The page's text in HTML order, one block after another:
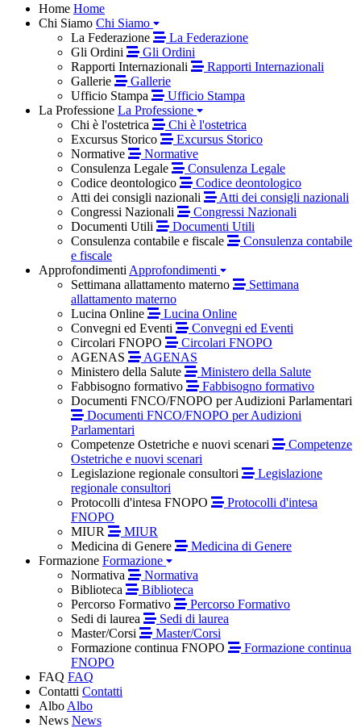
Home Home
Chi Siamo Chi Siamo
La Federazione
La Federazione
Gli Ordini
Gli Ordini
Rapporti Internazionali
Rapporti Internazionali
Gallerie
Gallerie
Ufficio Stampa
Ufficio Stampa
La Professione La Professione
Chi è l'ostetrica
Chi è l'ostetrica
Excursus Storico
Excursus Storico
Normative
Normative
Consulenza Legale
Consulenza Legale
Codice deontologico
Codice deontologico
Atti dei consigli nazionali
Atti dei consigli nazionali
Congressi Nazionali
Congressi Nazionali
Documenti Utili
Documenti Utili
Consulenza contabile e fiscale
Consulenza contabile
e fiscale
Approfondimenti Approfondimenti
Settimana allattamento materno
Settimana
allattamento materno
Lucina Online
Lucina Online
Convegni ed Eventi
Convegni ed Eventi
Circolari FNOPO
Circolari FNOPO
AGENAS
AGENAS
Ministero della Salute
Ministero della Salute
Fabbisogno formativo
Fabbisogno formativo
Documenti FNCO/FNOPO per Audizioni Parlamentari
Documenti FNCO/FNOPO per Audizioni
Parlamentari
Competenze Ostetriche e nuovi scenari
Competenze
Ostetriche e nuovi scenari
Legislazione regionale consultori
Legislazione
regionale consultori
Protocolli d'intesa FNOPO
Protocolli d'intesa
FNOPO
MIUR
MIUR
Medicina di Genere
Medicina di Genere
Formazione Formazione
Normativa
Normativa
Biblioteca
Biblioteca
Percorso Formativo
Percorso Formativo
Sedi di laurea
Sedi di laurea
Master/Corsi
Master/Corsi
Formazione continua FNOPO
Formazione continua
FNOPO
FAQ FAQ
Contatti Contatti
Albo Albo
News News